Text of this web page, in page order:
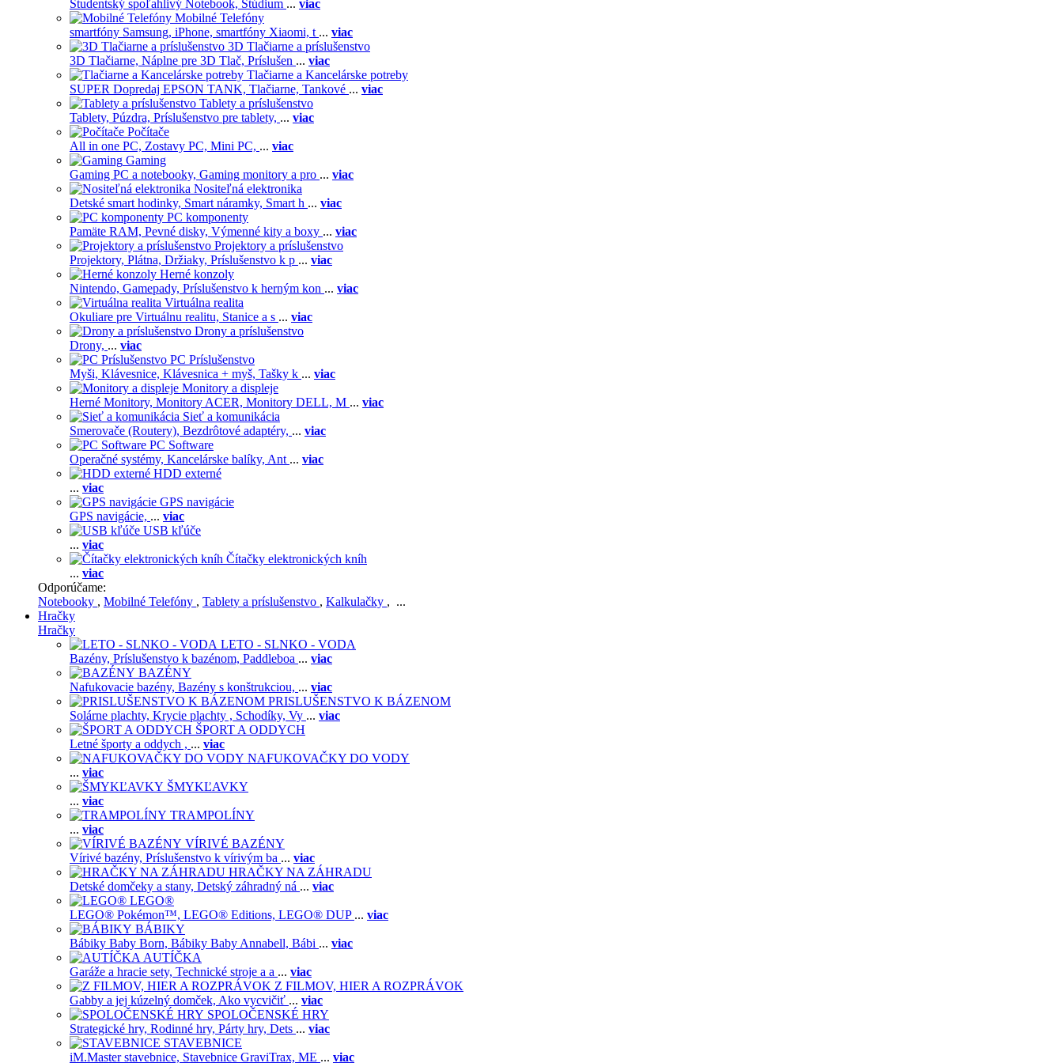
Študentský spoľahlivý Notebook, Štúdium ... viac
Mobilné Telefóny
smartfóny Samsung, iPhone, smartfóny Xiaomi, t ... viac
3D Tlačiarne a príslušenstvo
3D Tlačiarne, Náplne pre 3D Tlač, Príslušen ... viac
Tlačiarne a Kancelárske potreby
SUPER Dopredaj EPSON TANK, Tlačiarne, Tankové ... viac
Tablety a príslušenstvo
Tablety, Púzdra, Príslušenstvo pre tablety, ... viac
Počítače
All in one PC, Zostavy PC, Mini PC, ... viac
Gaming
Gaming PC a notebooky, Gaming monitory a pro ... viac
Nositeľná elektronika
Detské smart hodinky, Smart náramky, Smart h ... viac
PC komponenty
Pamäte RAM, Pevné disky, Výmenné kity a boxy ... viac
Projektory a príslušenstvo
Projektory, Plátna, Držiaky, Príslušenstvo k p ... viac
Herné konzoly
Nintendo, Gamepady, Príslušenstvo k herným kon ... viac
Virtuálna realita
Okuliare pre Virtuálnu realitu, Stanice a s ... viac
Drony a príslušenstvo
Drony, ... viac
PC Príslušenstvo
Myši, Klávesnice, Klávesnica + myš, Tašky k ... viac
Monitory a displeje
Herné Monitory, Monitory ACER, Monitory DELL, M ... viac
Sieť a komunikácia
Smerovače (Routery), Bezdrôtové adaptéry, ... viac
PC Software
Operačné systémy, Kancelárske balíky, Ant ... viac
HDD externé
... viac
GPS navigácie
GPS navigácie, ... viac
USB kľúče
... viac
Čítačky elektronických kníh
... viac
Odporúčame:
Notebooky , Mobilné Telefóny , Tablety a príslušenstvo , Kalkulačky , ...
Hračky
Hračky
LETO - SLNKO - VODA
Bazény, Príslušenstvo k bazénom, Paddleboa ... viac
BAZÉNY
Nafukovacie bazény, Bazény s konštrukciou, ... viac
PRISLUŠENSTVO K BÁZENOM
Solárne plachty, Krycie plachty , Schodíky, Vy ... viac
ŠPORT A ODDYCH
Letné športy a oddych , ... viac
NAFUKOVAČKY DO VODY
... viac
ŠMYKĽAVKY
... viac
TRAMPOLÍNY
... viac
VÍRIVÉ BAZÉNY
Vírivé bazény, Príslušenstvo k vírivým ba ... viac
HRAČKY NA ZÁHRADU
Detské domčeky a stany, Detský záhradný ná ... viac
LEGO®
LEGO® Pokémon™, LEGO® Editions, LEGO® DUP ... viac
BÁBIKY
Bábiky Baby Born, Bábiky Baby Annabell, Bábi ... viac
AUTÍČKA
Garáže a hracie sety, Technické stroje a a ... viac
Z FILMOV, HIER A ROZPRÁVOK
Gabby a jej kúzelný domček, Ako vycvičiť ... viac
SPOLOČENSKÉ HRY
Strategické hry, Rodinné hry, Párty hry, Dets ... viac
STAVEBNICE
iM.Master stavebnice, Stavebnice GraviTrax, ME ... viac